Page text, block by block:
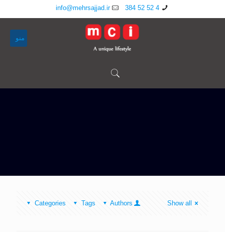
4 52 52 384
info@mehrsajjad.ir
منو
Categories Tags Authors Show all